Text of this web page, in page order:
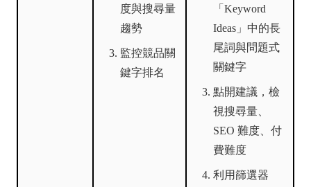
度與搜尋量
趨勢
監控競品關
鍵字排名
「Keyword
Ideas」中的長
尾詞與問題式
關鍵字
點開建議，檢
視搜尋量、
SEO 難度、付
費難度
利用篩選器